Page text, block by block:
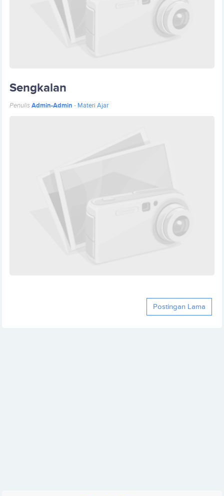
Sengkalan
PenulisAdmin-Admin - Materi Ajar
Postingan Lama